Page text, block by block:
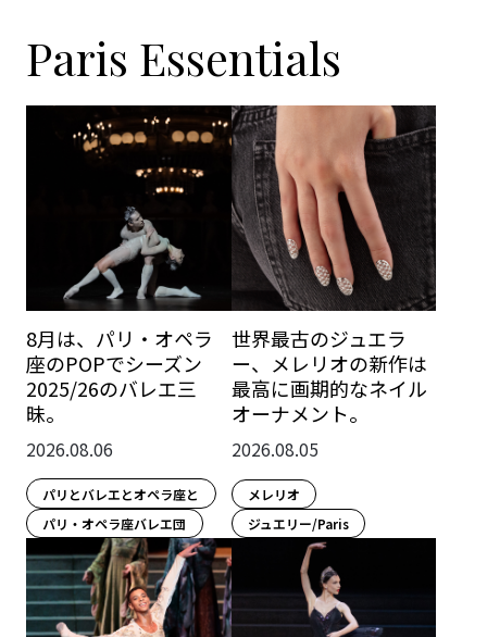
Paris Essentials
8月は、パリ・オペラ
座のPOPでシーズン
2025/26のバレエ三
昧。
2026.08.06
パリとバレエとオペラ座と
パリ・オペラ座バレエ団
世界最古のジュエラ
ー、メレリオの新作は
最高に画期的なネイル
オーナメント。
2026.08.05
メレリオ
ジュエリー/Paris